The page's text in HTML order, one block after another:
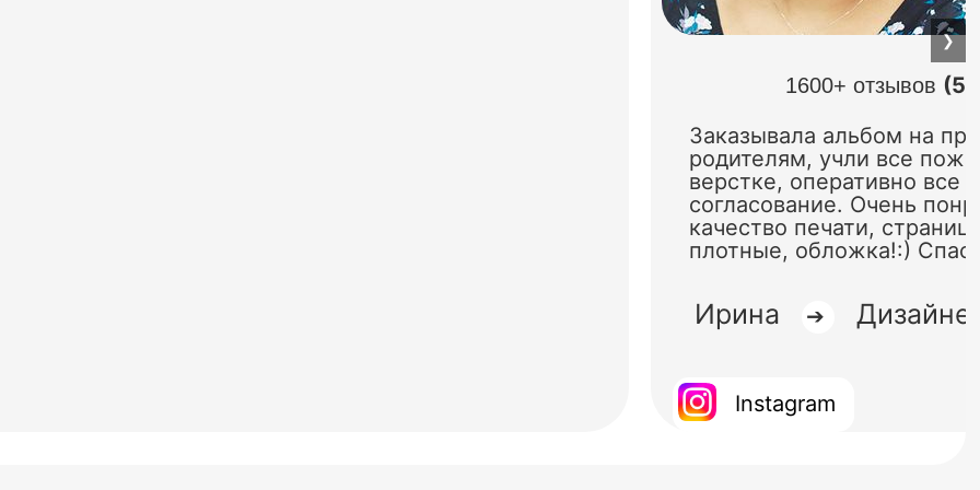
1600+ отзывов
Заказывала альбом на
родителям, учли все
верстке, оперативно все
согласование. Очень
качество печати,
плотные, обложка!:)
Ирина ➔
Instagram
❯